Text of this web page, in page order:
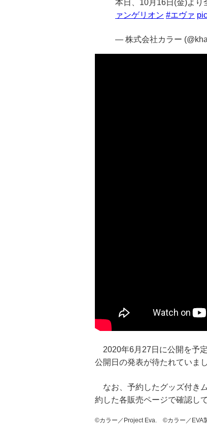
本日、10月16日(金)より
ァンゲリオン #エヴァ
— 株式会社カラー
2020年6月27日に公開を予
公開日の発表が待たれていまし
なお、予約したグッズ付き
約した各販売ページで確認し
©カラー／Project Eva. ©カラー／EVA